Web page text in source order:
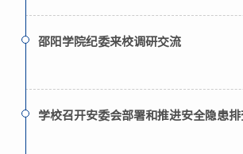
邵阳学院纪委来校调研交流
学校召开安委会部署和推进安全隐患